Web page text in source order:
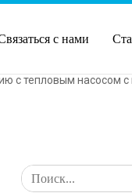
с нами
с тепловым насосом